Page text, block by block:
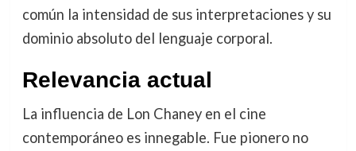
común la intensidad de sus interpretaciones y su
dominio absoluto del lenguaje corporal.
Relevancia actual
La influencia de Lon Chaney en el cine
contemporáneo es innegable. Fue pionero no